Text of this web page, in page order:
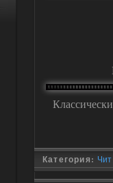
Категория: